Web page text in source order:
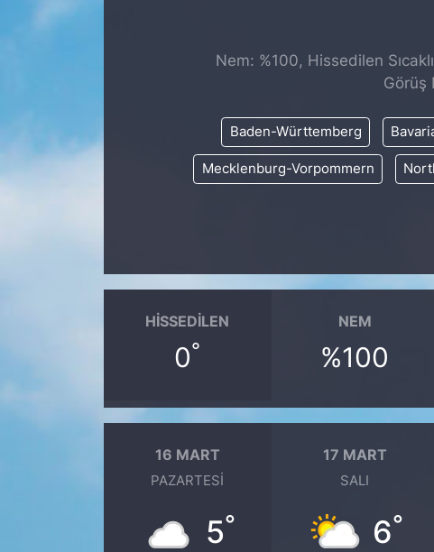
Nem: %100, Hissedilen
Görüş
Baden-Württemberg
Mecklenburg-Vorpommern
HISSEDILEN
0°
NEM
%100
16 MART
PAZARTESI
5°
17 MART
SALI
6°